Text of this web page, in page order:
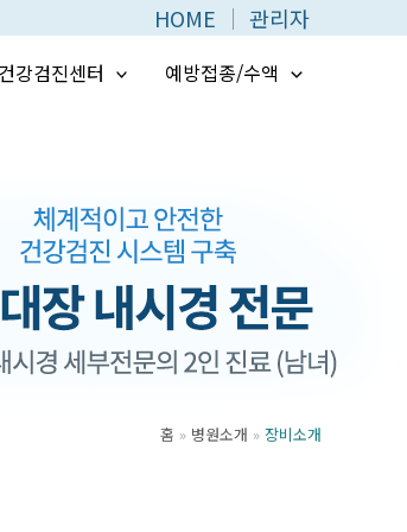
HOME │ 관리자
건강검진센터 예방접종/수액
홈 병원소개 장비소개